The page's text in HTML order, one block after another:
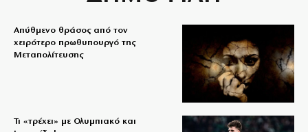
Απύθμενο θράσος από τον
χειρότερο πρωθυπουργό της
Μεταπολίτευσης
Τι «τρέχει» με Ολυμπιακό και